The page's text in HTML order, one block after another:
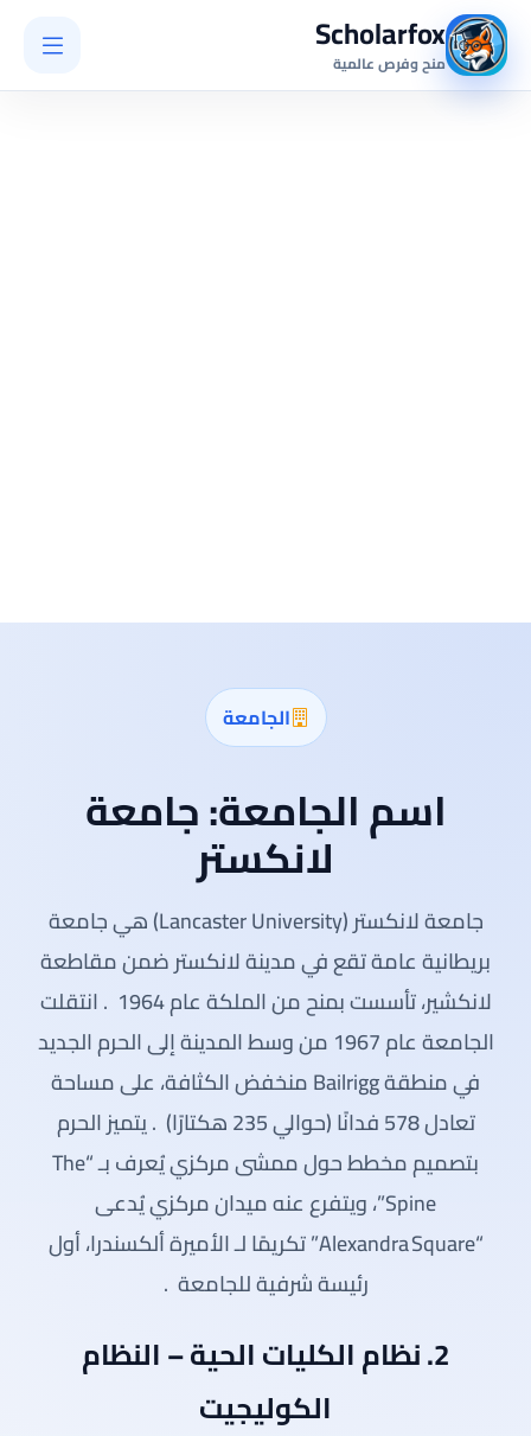
Scholarfox
منح وفرص عالمية
الجامعة
اسم الجامعة:جامعة
لانكستر
جامعة لانكستر (Lancaster University) هي جامعة
بريطانية عامة تقع في مدينة لانكستر ضمن مقاطعة
لانكشير، تأسست بمنح من الملكة عام 1964
. انتقلت
الجامعة عام 1967 من وسط المدينة إلى الحرم الجديد
في منطقة Bailrigg منخفض الكثافة، على مساحة
تعادل 578 فدانًا (حوالي 235 هكتارًا)
. يتميز الحرم
بتصميم مخطط حول ممشى مركزي يُعرف بـ “The
Spine”، ويتفرع عنه ميدان مركزي يُدعى
“Alexandra Square” تكريمًا لـ الأميرة ألكسندرا، أول
رئيسة شرفية للجامعة .
2. نظام الكليات الحية – النظام
الكوليجيت